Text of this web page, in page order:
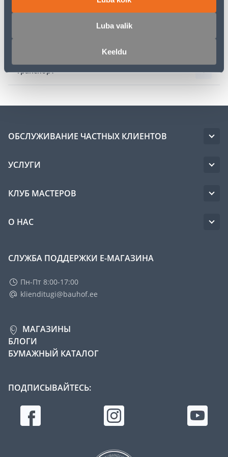
Luba valik
Keeldu
Описание
Транспорт
ОБСЛУЖИВАНИЕ ЧАСТНЫХ КЛИЕНТОВ
УСЛУГИ
КЛУБ МАСТЕРОВ
О НАС
СЛУЖБА ПОДДЕРЖКИ Е-МАГАЗИНА
Пн-Пт 8:00-17:00
klienditugi@bauhof.ee
МАГАЗИНЫ
БЛОГИ
БУМАЖНЫЙ КАТАЛОГ
ПОДПИСЫВАЙТЕСЬ: